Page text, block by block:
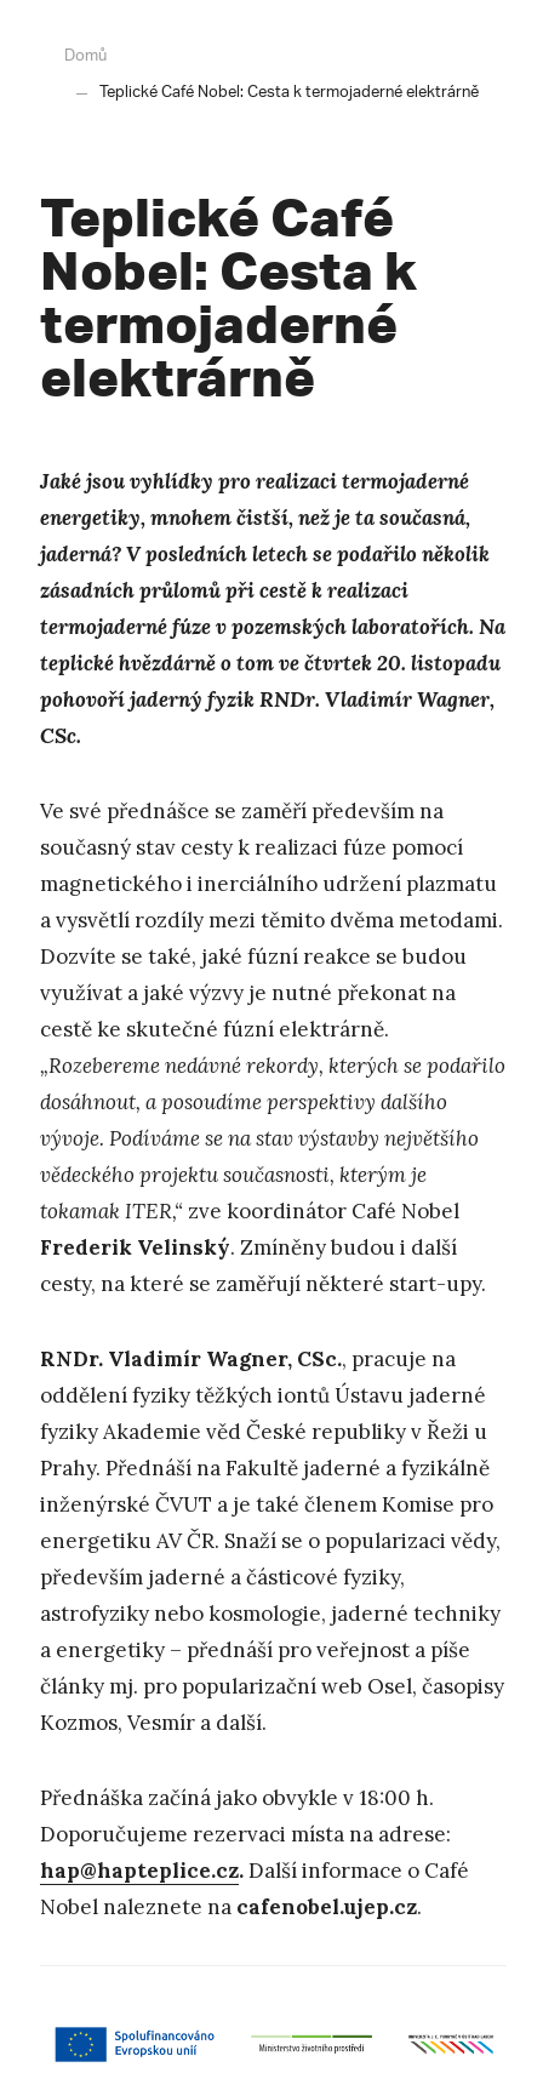
Domů
Teplické Café Nobel: Cesta k termojaderné elektrárně
Teplické Café
Nobel: Cesta k
termojaderné
elektrárně
Jaké jsou vyhlídky pro realizaci termojaderné
energetiky, mnohem čistší, než je ta současná,
jaderná? V posledních letech se podařilo několik
zásadních průlomů při cestě k realizaci
termojaderné fúze v pozemských laboratořích. Na
teplické hvězdárně o tom ve čtvrtek 20. listopadu
pohovoří jaderný fyzik RNDr. Vladimír Wagner,
CSc.
Ve své přednášce se zaměří především na
současný stav cesty k realizaci fúze pomocí
magnetického i inerciálního udržení plazmatu
a vysvětlí rozdíly mezi těmito dvěma metodami.
Dozvíte se také, jaké fúzní reakce se budou
využívat a jaké výzvy je nutné překonat na
cestě ke skutečné fúzní elektrárně.
„Rozebereme nedávné rekordy, kterých se podařilo
dosáhnout, a posoudíme perspektivy dalšího
vývoje. Podíváme se na stav výstavby největšího
vědeckého projektu současnosti, kterým je
tokamak ITER,“ zve koordinátor Café Nobel
Frederik Velinský. Zmíněny budou i další
cesty, na které se zaměřují některé start-upy.
RNDr. Vladimír Wagner, CSc., pracuje na
oddělení fyziky těžkých iontů Ústavu jaderné
fyziky Akademie věd České republiky v Řeži u
Prahy. Přednáší na Fakultě jaderné a fyzikálně
inženýrské ČVUT a je také členem Komise pro
energetiku AV ČR. Snaží se o popularizaci vědy,
především jaderné a částicové fyziky,
astrofyziky nebo kosmologie, jaderné techniky
a energetiky – přednáší pro veřejnost a píše
články mj. pro popularizační web Osel, časopisy
Kozmos, Vesmír a další.
Přednáška začíná jako obvykle v 18:00 h.
Doporučujeme rezervaci místa na adrese:
hap@hapteplice.cz.Další informace o Café
Nobel naleznete na cafenobel.ujep.cz.